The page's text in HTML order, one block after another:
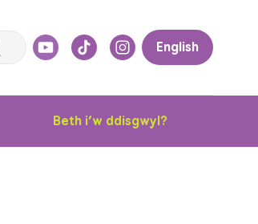
English
Beth i’w ddisgwyl?